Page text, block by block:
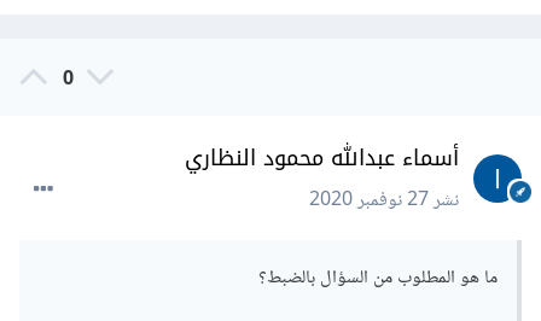
0
أسماء عبدالله محمود النظاري
نشر27 نوفمبر 2020
ما هو المطلوب من السؤال بالضبط؟